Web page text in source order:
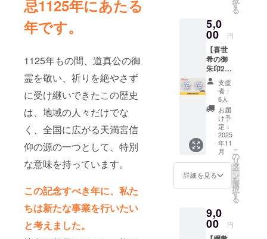
忌1125年にあたる
年です。
1125年もの間、道真公の御
霊を敬い、祈りを絶やさず
に受け継いできたこの歴史
は、地域の人々だけでな
く、全国に広がる天満宮信
仰の源の一つとして、特別
な意味を持っています。
この記念すべき年に、私た
ちは新たな事業を行いたい
と考えました。
させて
きま
す。 ※
送料込
みのお
値段で
す。
す
る
5,0
00 円
【喜世
希の御
朱印2
枚】 菅
公万華
鏡を覗
いて見
える不
思議な
世界を
描いた
喜世希
の御朱
印を2枚
お送り
させて
きま
す。 個
別に2枚
支援
者：
6人
お届
け予
定：
2025
年11
月
詳細を見る
こ
の
リ
タ
ー
ン
を
選
択
す
る
9,0
00 円